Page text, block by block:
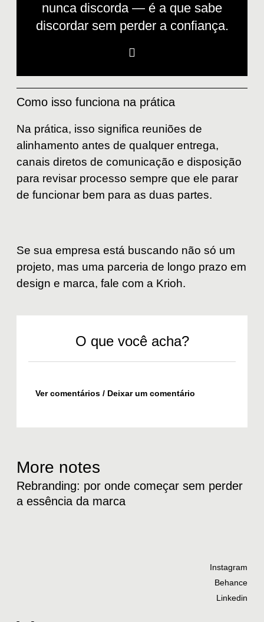
nunca discorda — é a que sabe
discordar sem perder a confiança.
Como isso funciona na prática
Na prática, isso significa reuniões de
alinhamento antes de qualquer entrega,
canais diretos de comunicação e disposição
para revisar processo sempre que ele parar
de funcionar bem para as duas partes.
Se sua empresa está buscando não só um
projeto, mas uma parceria de longo prazo em
design e marca, fale com a Krioh.
O que você acha?
Ver comentários / Deixar um comentário
More notes
Rebranding: por onde começar sem perder
a essência da marca
Instagram
Behance
Linkedin